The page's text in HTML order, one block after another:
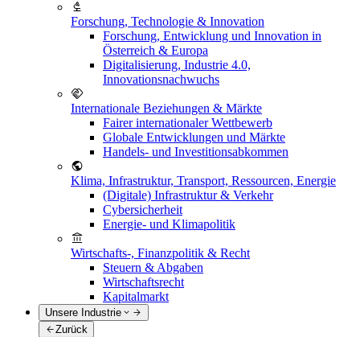
Forschung, Technologie & Innovation
Forschung, Entwicklung und Innovation in
Österreich & Europa
Digitalisierung, Industrie 4.0,
Innovationsnachwuchs
Internationale Beziehungen & Märkte
Fairer internationaler Wettbewerb
Globale Entwicklungen und Märkte
Handels- und Investitionsabkommen
Klima, Infrastruktur, Transport, Ressourcen, Energie
(Digitale) Infrastruktur & Verkehr
Cybersicherheit
Energie- und Klimapolitik
Wirtschafts-, Finanzpolitik & Recht
Steuern & Abgaben
Wirtschaftsrecht
Kapitalmarkt
Unsere Industrie
Zurück